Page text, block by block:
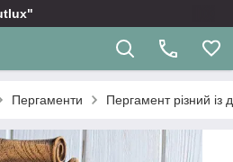
Пергаменти Пергамент різний